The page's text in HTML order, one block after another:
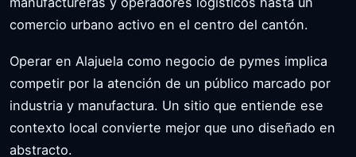
comercio urbano activo en el centro del cantón.
Operar en Alajuela como negocio de pymes implica
competir por la atención de un público marcado por
industria y manufactura. Un sitio que entiende ese
contexto local convierte mejor que uno diseñado en
abstracto.